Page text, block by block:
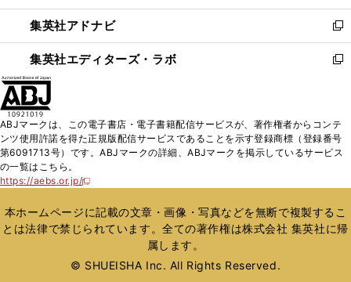
開
く
ウ
で
開
く
ン
ド
ウ
で
ウ
ィ
ン
ド
く
集英社アドナビ
新
し
い
ド
ウ
で
集英社エディターズ・ラボ
新
ィ
ン
ド
開
く
ABJマークは、この電子書店・電子書籍配信サービスが、著作権者からコンテ
ンツ使用許諾を得た正規版配信サービスであることを示す登録商標（登録番号
第6091713号）です。ABJマークの詳細、ABJマークを掲示しているサービス
の一覧はこちら。
https://aebs.or.jp/
新
い
ウ
ィ
ウ
本ホームページに記載の文章・画像・写真などを無断で複製するこ
とは法律で禁じられています。全ての著作権は株式会社 集英社に帰
属します。
© SHUEISHA Inc. All Rights Reserved.